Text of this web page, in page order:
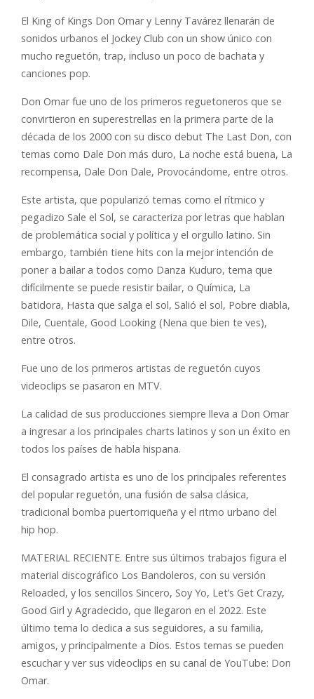
El King of Kings Don Omar y Lenny Tavárez llenarán de
sonidos urbanos el Jockey Club con un show único con
mucho reguetón, trap, incluso un poco de bachata y
canciones pop.
Don Omar fue uno de los primeros reguetoneros que se
convirtieron en superestrellas en la primera parte de la
década de los 2000 con su disco debut The Last Don, con
temas como Dale Don más duro, La noche está buena, La
recompensa, Dale Don Dale, Provocándome, entre otros.
Este artista, que popularizó temas como el rítmico y
pegadizo Sale el Sol, se caracteriza por letras que hablan
de problemática social y política y el orgullo latino. Sin
embargo, también tiene hits con la mejor intención de
poner a bailar a todos como Danza Kuduro, tema que
difícilmente se puede resistir bailar, o Química, La
batidora, Hasta que salga el sol, Salió el sol, Pobre diabla,
Dile, Cuentale, Good Looking (Nena que bien te ves),
entre otros.
Fue uno de los primeros artistas de reguetón cuyos
videoclips se pasaron en MTV.
La calidad de sus producciones siempre lleva a Don Omar
a ingresar a los principales charts latinos y son un éxito en
todos los países de habla hispana.
El consagrado artista es uno de los principales referentes
del popular reguetón, una fusión de salsa clásica,
tradicional bomba puertorriqueña y el ritmo urbano del
hip hop.
MATERIAL RECIENTE. Entre sus últimos trabajos figura el
material discográfico Los Bandoleros, con su versión
Reloaded, y los sencillos Sincero, Soy Yo, Let’s Get Crazy,
Good Girl y Agradecido, que llegaron en el 2022. Este
último tema lo dedica a sus seguidores, a su familia,
amigos, y principalmente a Dios. Estos temas se pueden
escuchar y ver sus videoclips en su canal de YouTube: Don
Omar.